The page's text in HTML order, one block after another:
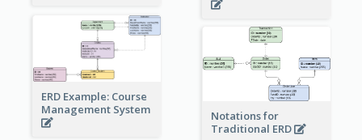
ERD Example: Course
Management System
Notations for
Traditional ERD